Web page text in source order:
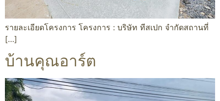
รายละเอียดโครงการ โครงการ : บริษัท ทีสเปก จำกัดสถานที่
[…]
บ้านคุณอาร์ต